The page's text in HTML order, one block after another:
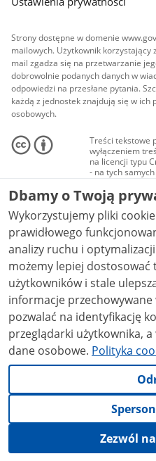
Strony dostępne w domenie
mailowych. Użytkownik
mail zgadza się na przetwarzanie
dobrowolnie podanych danych w
odpowiedzi na przesłane pytania.
każdą z jednostek znajdują się w
osobowych.
Treści tekstowe
wyłączeniem
na licencji typu
- na tych
Materiały
audio i wideo, są
Creative
niekomercyjne -
NC-ND 4.0), o
Dbamy o Twoją
Wykorzystujemy pliki
prawidłowego
analizy ruchu i optymalizacji
możemy lepiej
użytkowników i stale ulepszać nasze
informacje
pozwalać na identyfikację
przeglądarki użytkownika,
dane osobowe. Polityka
Zezwól